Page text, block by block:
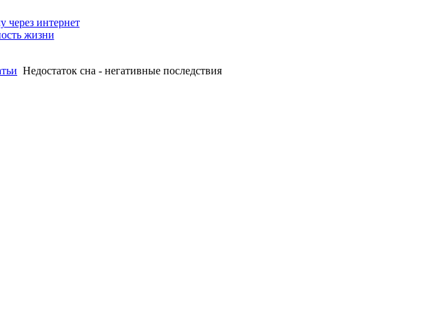
через интернет
жизни
Недостаток сна - негативные последствия